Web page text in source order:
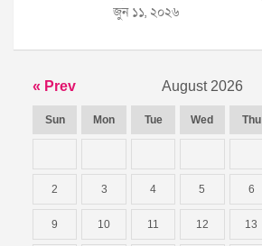
জুন ১১, ২০২৬
« Prev August 2026
Sun Mon Tue Wed Thu
2 3 4 5 6
9 10 11 12 13